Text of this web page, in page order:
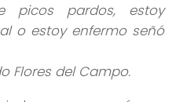
pardos, estoy
o estoy enfermo señó
Flores del Campo.